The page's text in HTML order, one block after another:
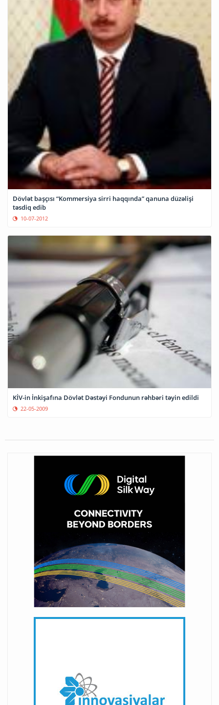
Dövlət başçısı “Kommersiya sirri haqqında” qanuna düzəlişi
təsdiq edib
10-07-2012
KİV-in İnkişafına Dövlət Dəstəyi Fondunun rəhbəri təyin edildi
22-05-2009